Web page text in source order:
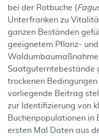
bei der Rotbuche (
Unterfranken zu
ganzen Beständen
geeignetem Pflanz-
Saatguterntebestände
trockenen
vorliegende Beitrag
zur Identifizierung von
Buchenpopulationen in
ersten Mal Daten aus